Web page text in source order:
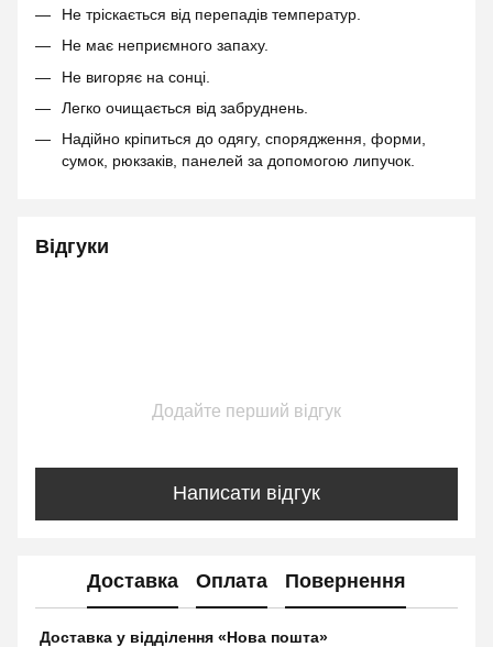
Не тріскається від перепадів температур.
Не має неприємного запаху.
Не вигоряє на сонці.
Легко очищається від забруднень.
Надійно кріпиться до одягу, спорядження, форми,
сумок, рюкзаків, панелей за допомогою липучок.
Відгуки
Додайте перший відгук
Написати відгук
Доставка Оплата Повернення
Доставка у відділення «Нова пошта»